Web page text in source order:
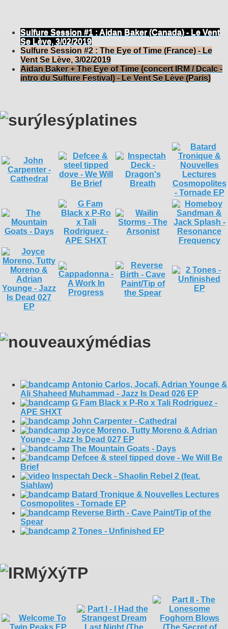
Sulfure Session #1 : Aidan Baker (Canada) - Le Vent
Se Lève, 3/02/2019
Sulfure Session #2 : The Eye of Time (France) - Le
Vent Se Lève, 3/02/2019
Aidan Baker + The Eye of Time (concert IRM / Dcalc -
intro du Sulfure Festival) - Le Vent Se Lève (Paris)
Antonio Carlos, Jocafi, Adrian Younge &
Ali Shaheed Muhammad - Jazz Is Dead 026 EP
G Fam Black x P-Ro x Tali Rodriguez -
APE SHXT
John Carpenter - Cathedral
Joyce Moreno, Tutty Moreno & Adrian
Younge - Jazz Is Dead 027 EP
The Mountain Goats - Days
Defcee & steel tipped dove - We Will Be
Brief
Inspectah Deck - Shaolin Rebel 2 (feat.
Siahlaw)
Batard Tronique & Nouvelles Lectures
Cosmopolites - Tornade EP
Reverse Birth - Cave Paint/Tip of the
Spear
2 Tones - Unfinished EP